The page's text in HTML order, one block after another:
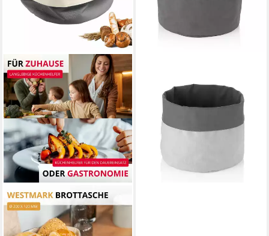
WESTMARK
Brotkorb Tasche Rund, Stoff-
Brotkorb für Brot, Brötchen,
18,95 €
lieferbar - in 3-4 Werktagen bei dir